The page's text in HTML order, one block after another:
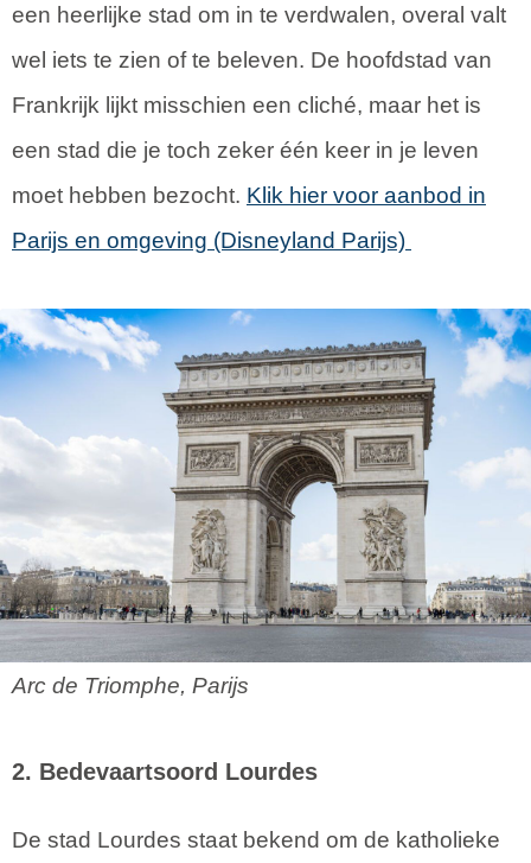
een heerlijke stad om in te verdwalen, overal valt
wel iets te zien of te beleven. De hoofdstad van
Frankrijk lijkt misschien een cliché, maar het is
een stad die je toch zeker één keer in je leven
moet hebben bezocht. Klik hier voor aanbod in
Parijs en omgeving (Disneyland Parijs)
Arc de Triomphe, Parijs
2. Bedevaartsoord Lourdes
De stad Lourdes staat bekend om de katholieke